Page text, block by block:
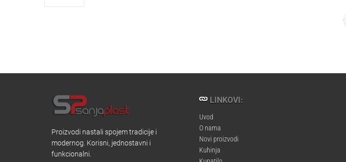
Proizvodi nastali spojem tradicije i
modernog. Korisni, jednostavni i
funkcionalni.
LINKOVI:
Uvod
O nama
Novi proizvodi
Kuhinja